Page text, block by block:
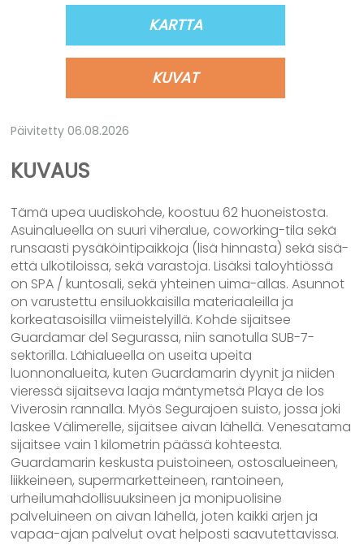
KARTTA
KUVAT
Päivitetty 06.08.2026
KUVAUS
Tämä upea uudiskohde, koostuu 62 huoneistosta.
Asuinalueella on suuri viheralue, coworking-tila sekä
runsaasti pysäköintipaikkoja (lisä hinnasta) sekä sisä-
että ulkotiloissa, sekä varastoja. Lisäksi taloyhtiössä
on SPA / kuntosali, sekä yhteinen uima-allas. Asunnot
on varustettu ensiluokkaisilla materiaaleilla ja
korkeatasoisilla viimeistelyillä. Kohde sijaitsee
Guardamar del Segurassa, niin sanotulla SUB-7-
sektorilla. Lähialueella on useita upeita
luonnonalueita, kuten Guardamarin dyynit ja niiden
vieressä sijaitseva laaja mäntymetsä Playa de los
Viverosin rannalla. Myös Segurajoen suisto, jossa joki
laskee Välimerelle, sijaitsee aivan lähellä. Venesatama
sijaitsee vain 1 kilometrin päässä kohteesta.
Guardamarin keskusta puistoineen, ostosalueineen,
liikkeineen, supermarketteineen, rantoineen,
urheilumahdollisuuksineen ja monipuolisine
palveluineen on aivan lähellä, joten kaikki arjen ja
vapaa-ajan palvelut ovat helposti saavutettavissa.